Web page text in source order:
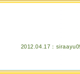
2012.04.17：